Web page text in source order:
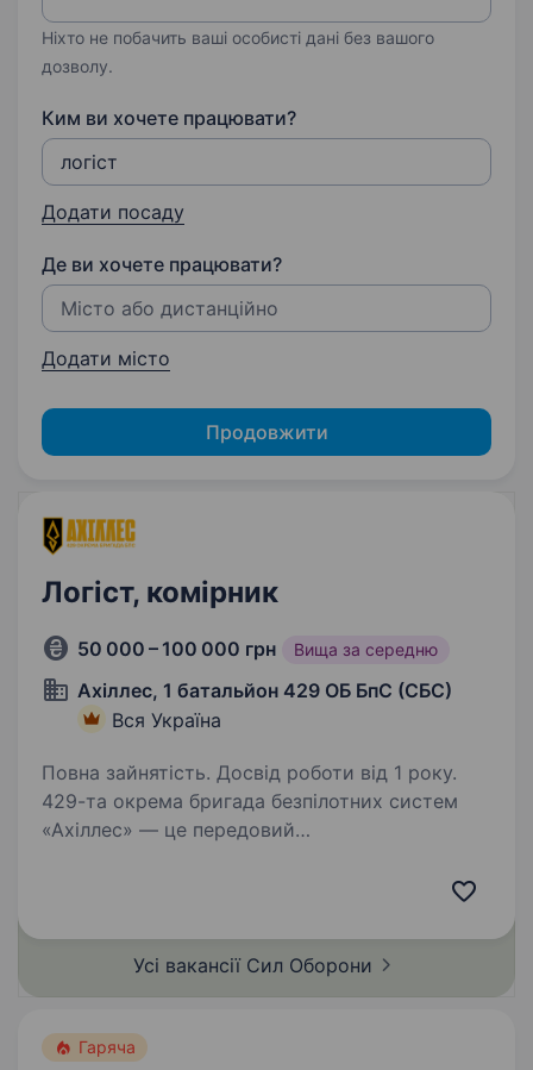
Ніхто не побачить ваші особисті дані без вашого
дозволу.
Ким ви хочете працювати?
Додати посаду
Де ви хочете працювати?
Додати місто
Продовжити
Логіст, комірник
50 000 – 100 000 грн Вища за середню
Ахіллес, 1 батальйон 429 ОБ БпС (СБС)
Вся Україна
Повна зайнятість. Досвід роботи від 1 року.
429-та окрема бригада безпілотних систем
«Ахіллес» — це передовий
безпілотних систем. Підрозділ спеціалізується
безпілотних та радіоелектронних…
Усі вакансії Сил Оборони
Гаряча